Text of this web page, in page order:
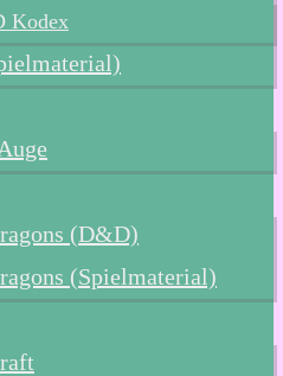
Kodex
(D&D)
(Spielmaterial)